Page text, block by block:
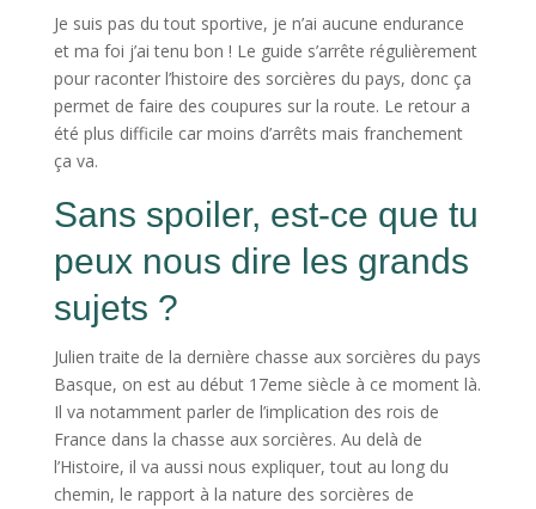
Je suis pas du tout sportive, je n’ai aucune endurance
et ma foi j’ai tenu bon ! Le guide s’arrête régulièrement
pour raconter l’histoire des sorcières du pays, donc ça
permet de faire des coupures sur la route. Le retour a
été plus difficile car moins d’arrêts mais franchement
ça va.
Sans spoiler, est-ce que tu
peux nous dire les grands
sujets ?
Julien traite de la dernière chasse aux sorcières du pays
Basque, on est au début 17eme siècle à ce moment là.
Il va notamment parler de l’implication des rois de
France dans la chasse aux sorcières. Au delà de
l’Histoire, il va aussi nous expliquer, tout au long du
chemin, le rapport à la nature des sorcières de